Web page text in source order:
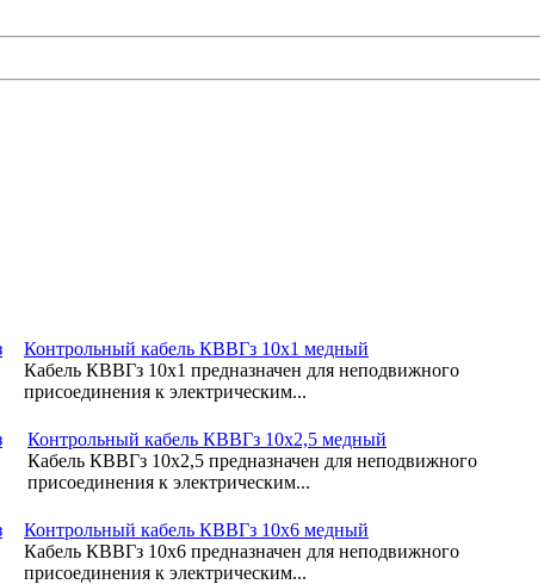
Контрольный кабель КВВГз 10х1 медный
Кабель КВВГз 10х1 предназначен для неподвижного
присоединения к электрическим...
Контрольный кабель КВВГз 10х2,5 медный
Кабель КВВГз 10х2,5 предназначен для неподвижного
присоединения к электрическим...
Контрольный кабель КВВГз 10х6 медный
Кабель КВВГз 10х6 предназначен для неподвижного
присоединения к электрическим...